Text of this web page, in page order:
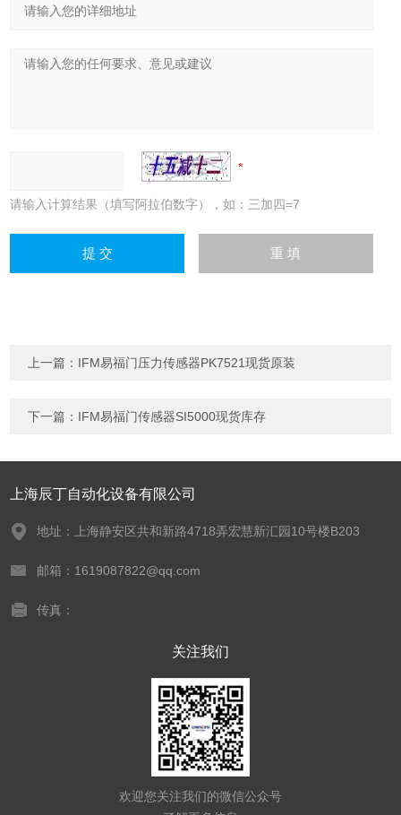
请输入计算结果（填写阿拉伯数字），如：三加四=7
上一篇： IFM易福门压力传感器PK7521现货原装
下一篇： IFM易福门传感器SI5000现货库存
上海辰丁自动化设备有限公司
地址：上海静安区共和新路4718弄宏慧新汇园10号楼B203
邮箱：1619087822@qq.com
传真：
关注我们
欢迎您关注我们的微信公众号